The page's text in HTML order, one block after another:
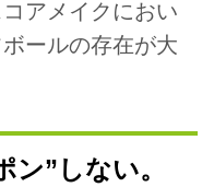
アメイクにおい
ールの存在が大
ン”しない。